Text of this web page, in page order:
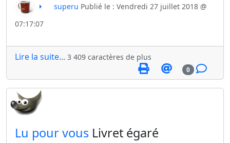
superu Publié le : Vendredi 27 juillet 2018 @
07:17:07
Lire la suite... 3 409 caractères de plus
0
​Lu pour vous Livret égaré